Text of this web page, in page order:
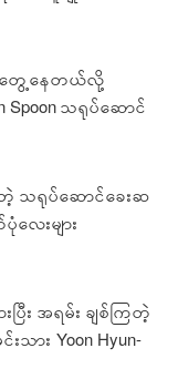
န်းတွေ့နေတယ်လို့
Spoon သရုပ်ဆောင်
သရုပ်ဆောင်ခေးဆ
ေးများ
အရမ်း ချစ်ကြတဲ့
းသား Yoon Hyun-